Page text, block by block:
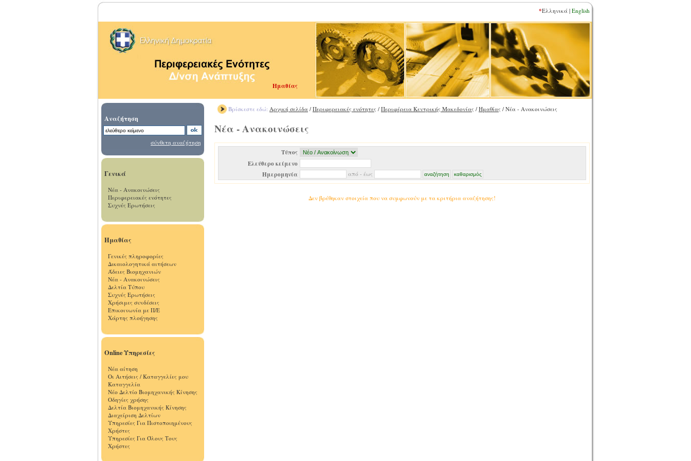
*Ελληνικά | English
Ημαθίας
Αναζήτηση
σύνθετη αναζήτηση
Γενικά
Νέα - Ανακοινώσεις
Περιφερειακές ενότητες
Συχνές Ερωτήσεις
Ημαθίας
Γενικές πληροφορίες
Δικαιολογητικά αιτήσεων
Άδειες Βιομηχανιών
Νέα - Ανακοινώσεις
Δελτία Τύπου
Συχνές Ερωτήσεις
Χρήσιμες συνδέσεις
Επικοινωνία με Π/Ε
Χάρτης πλοήγησης
Online Υπηρεσίες
Νέα αίτηση
Οι Αιτήσεις / Καταγγελίες μου
Καταγγελία
Νέο Δελτίο Βιομηχανικής Κίνησης
Οδηγίες χρήσης
Δελτία Βιομηχανικής Κίνησης
Διαχείριση Δελτίων
Υπηρεσίες Για Πιστοποιημένους
Χρήστες
Υπηρεσίες Για Όλους Τους
Χρήστες
Βρίσκεστε εδώ: Αρχική σελίδα / Περιφερειακές ενότητες / Περιφέρεια Κεντρικής Μακεδονίας / Ημαθίας / Νέα - Ανακοινώσεις
Νέα - Ανακοινώσεις
Τύπος
Ελεύθερο κείμενο
Ημερομηνία
από - έως
Δεν βρέθηκαν στοιχεία που να συμφωνούν με τα κριτήρια αναζήτησης!